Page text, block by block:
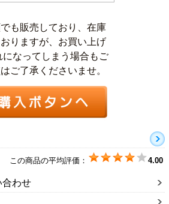
も販売しており、在庫
りますが、お買い上げ
なってしまう場合もご
ご了承くださいませ。
この商品の平均評価： 4.00
合わせ